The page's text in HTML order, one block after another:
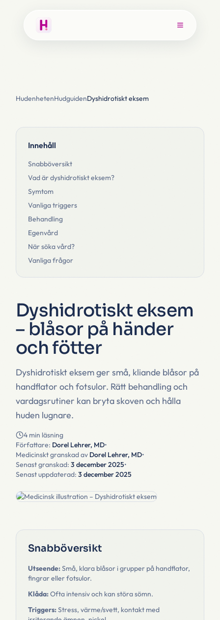
HudenhetenHudguidenDyshidrotiskt eksem
Innehåll
Snabböversikt
Vad är dyshidrotiskt eksem?
Symtom
Vanliga triggers
Behandling
Egenvård
När söka vård?
Vanliga frågor
Dyshidrotiskt eksem
– blåsor på händer
och fötter
Dyshidrotiskt eksem ger små, kliande blåsor på
handflator och fotsulor. Rätt behandling och
vardagsrutiner kan bryta skoven och hålla
huden lugnare.
4 min läsning
Författare: Dorel Lehrer, MD•
Medicinskt granskad av Dorel Lehrer, MD•
Senast granskad: 3 december 2025•
Senast uppdaterad: 3 december 2025
Snabböversikt
Utseende:Små, klara blåsor i grupper på handflator,
fingrar eller fotsulor.
Klåda:Ofta intensiv och kan störa sömn.
Triggers:Stress, värme/svett, kontakt med